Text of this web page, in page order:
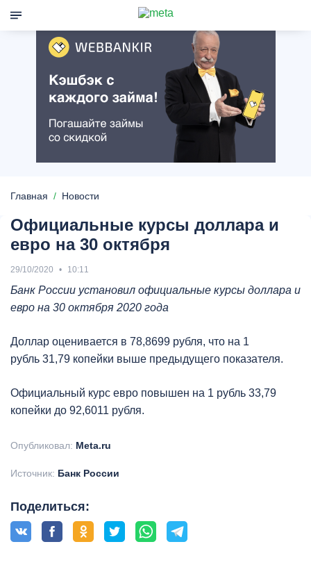
Главная Новости
Официальные курсы доллара и
евро на 30 октября
29/10/2020 10:11
Банк России установил официальные курсы доллара и
евро на 30 октября 2020 года
Доллар оценивается в 78,8699 рубля, что на 1
рубль 31,79 копейки выше предыдущего показателя.
Официальный курс евро повышен на 1 рубль 33,79
копейки до 92,6011 рубля.
Опубликовал: Meta.ru
Источник: Банк России
Поделиться: